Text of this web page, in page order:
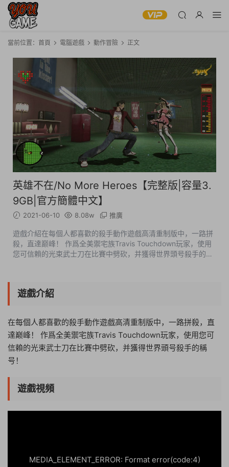
當前位置： 首頁 電腦遊戲 動作冒險 正文
英雄不在/No More Heroes【完整版|容量3.
9GB|官方簡體中文】
2021-06-10 8.08w 推廣
遊戲介紹在每個人都喜歡的殺手動作遊戲高清重制版中，一路拼
殺，直達巅峰！ 作爲全美禦宅族Travis Touchdown玩家，使用
您可信賴的光束武士刀在比賽中劈砍，并獲得世界頭号殺手的稱
遊戲介紹
在每個人都喜歡的殺手動作遊戲高清重制版中，一路拼殺，直
達巅峰！ 作爲全美禦宅族Travis Touchdown玩家，使用您可
信賴的光束武士刀在比賽中劈砍，并獲得世界頭号殺手的稱
号！
遊戲視頻
MEDIA_ELEMENT_ERROR: Format error(code:4)